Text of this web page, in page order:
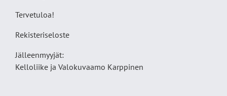
Tervetuloa!
Rekisteriseloste
Jälleenmyyjät:
Kelloliike ja Valokuvaamo Karppinen